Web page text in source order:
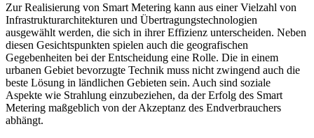
Zur Realisierung von Smart Metering kann aus einer Vielzahl von
Infrastrukturarchitekturen und Übertragungstechnologien
ausgewählt werden, die sich in ihrer Effizienz unterscheiden. Neben
diesen Gesichtspunkten spielen auch die geografischen
Gegebenheiten bei der Entscheidung eine Rolle. Die in einem
urbanen Gebiet bevorzugte Technik muss nicht zwingend auch die
beste Lösung in ländlichen Gebieten sein. Auch sind soziale
Aspekte wie Strahlung einzubeziehen, da der Erfolg des Smart
Metering maßgeblich von der Akzeptanz des Endverbrauchers
abhängt.